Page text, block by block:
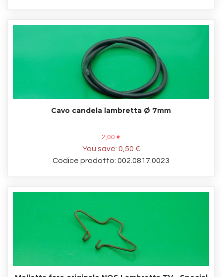
Cavo candela lambretta Ø 7mm
2,00 €
You save: 0,50 €
Codice prodotto: 002.0817.0023